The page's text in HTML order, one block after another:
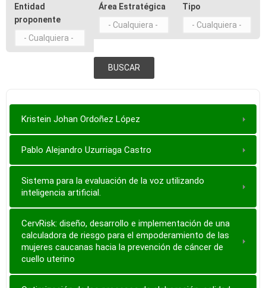
Entidad
proponente
Área Estratégica Tipo
Kristein Johan Ordoñez López
Pablo Alejandro Uzurriaga Castro
Sistema para la evaluación de la voz utilizando
inteligencia artificial.
CervRisk: diseño, desarrollo e implementación de una
calculadora de riesgo para el empoderamiento de las
mujeres caucanas hacia la prevención de cáncer de
cuello uterino